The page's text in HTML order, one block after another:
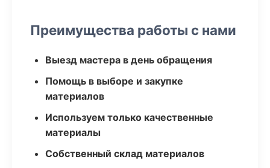
Преимущества работы с нами
Выезд мастера в день обращения
Помощь в выборе и закупке
материалов
Используем только качественные
материалы
Собственный склад материалов